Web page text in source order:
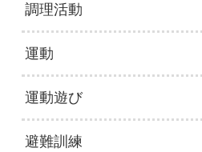
調理活動
運動
運動遊び
避難訓練